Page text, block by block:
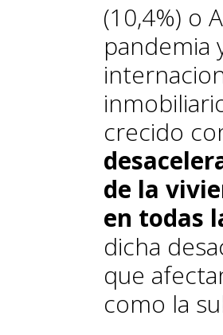
(10,4%) o
pandemia
crecido
de la
en todas
dicha
que
como la